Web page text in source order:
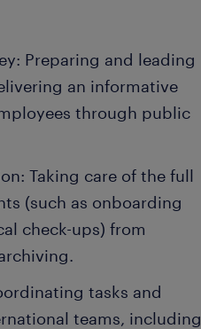
Preparing and leading
an informative
through public
Taking care of the full
(such as onboarding
check-ups) from
tasks and
teams, including